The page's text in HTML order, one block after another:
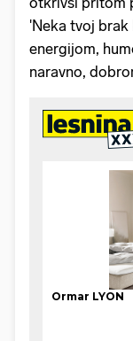
'Neka tvoj brak
energijom,
naravno,